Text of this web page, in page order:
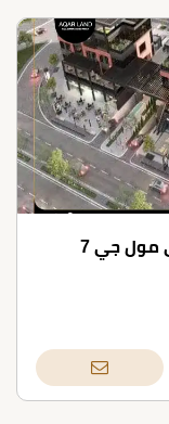
مكتب إداري للبيع بمساحة 70 متر في مول جي 7